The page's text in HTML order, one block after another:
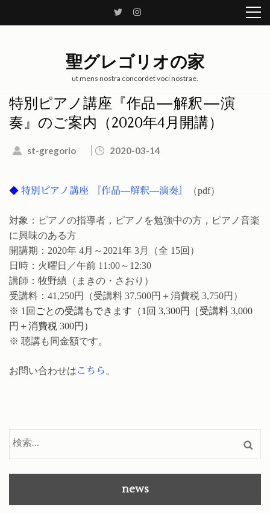
(Enter
す)
聖グレゴリオの家
ut mens nostra concordet voci nostrae.
特別ピアノ講座『作品—解釈—演
奏』のご案内（2020年4月開講）
st-gregorio 2020-03-14
◆ 特別ピアノ講座 『作品—解釈—演奏』 （pdf）
対象：ピアノの指導者，ピアノを勉強中の方，ピアノ音楽
に興味のある方
開講期：2020年 4月～2021年 3月（全 15回）
日時：火曜日／午前 11:00～12:30
講師：牧野縝（まきの・さおり）
受講料：41,250円（受講料 37,500円＋消費税 3,750円）
※ 1回ごとの受講もできます（1回 3,300円［受講料 3,000
円＋消費税 300円）
※ 聴講も同金額です。
お問い合わせはこちら 。
news